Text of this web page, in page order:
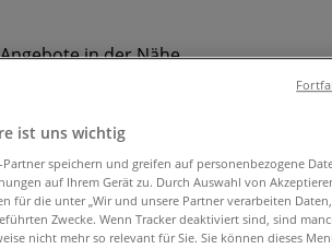
in der Nähe
Angebote zu "Restaurants" zu
Geschäfte
ist uns wichtig
Partner speichern und greifen auf personenbezogene
auf Ihrem Gerät zu. Durch Auswahl von
für die unter „Wir und unsere Partner verarbeiten
Zwecke. Wenn Tracker deaktiviert sind, sind
nicht mehr so relevant für Sie. Sie können dieses